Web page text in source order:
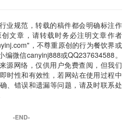
业规范，转载的稿件都会明确标注作
文章，请转载时务必注明文章作者
，不尊重原创的行为餐饮界或
微信canyinj888或QQ237634588。
源网络，仅供用户免费查阅，但我们
时性和有效性，若网站在使用过程中
、错误和遗漏等问题，请及时联系处
-END-